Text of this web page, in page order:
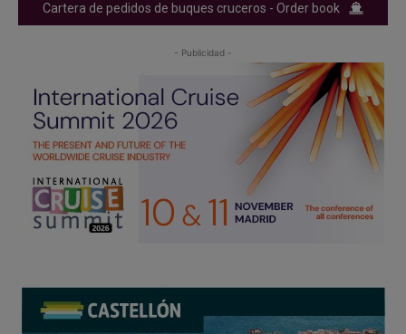
Cartera de pedidos de buques cruceros - Order book
- Publicidad -